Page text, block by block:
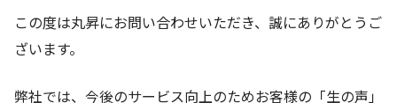
この度は丸昇にお問い合わせいただき、誠にありがとうご
ざいます。
弊社では、今後のサービス向上のためお客様の「生の声」